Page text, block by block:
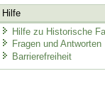
Hilfe
Hilfe zu Historische
Fragen und Antworten
Barrierefreiheit